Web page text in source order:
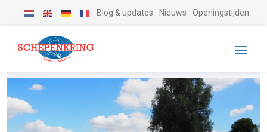
Blog & updates Nieuws Openingstijden